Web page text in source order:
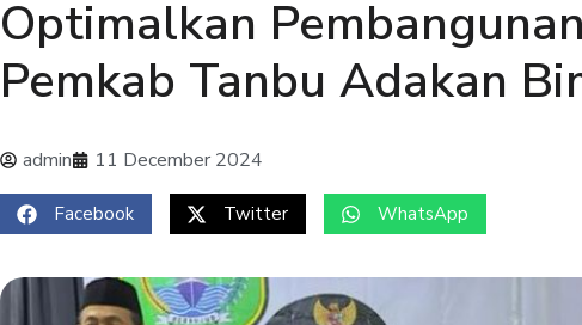
Optimalkan
Pemkab Tanbu Adakan
admin 11 December 2024
Facebook Twitter WhatsApp